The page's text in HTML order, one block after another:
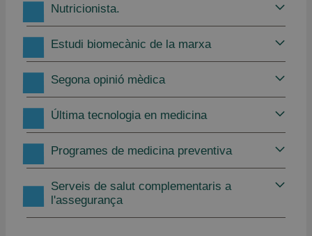
Nutricionista.
Estudi biomecànic de la marxa
Segona opinió mèdica
Última tecnologia en medicina
Programes de medicina preventiva
Serveis de salut complementaris a
l'assegurança